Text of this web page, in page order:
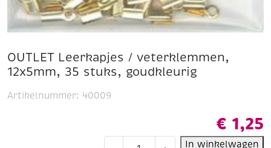
OUTLET Leerkapjes / veterklemmen,
12x5mm, 35 stuks, goudkleurig
€ 1,25
In winkelwagen
Artikelnummer: 40009